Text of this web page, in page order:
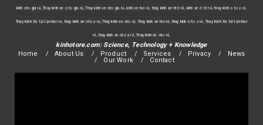
kinh oto gia rẻ, Thay kinh xe o to gia rẻ, Thay kinh xe oto gia rẻ, kính xe hơi rẻ, thay kính xe-ôtô rẻ, kính xe ô tô rẻ, thay kinh o to x rẻ,
Thay Kính Xe tải tận-Nơi rẻ, thay kinh xe oto a rẻ, Thay kinh xe oto rẻ, Thay kinh xe hoi rẻ, thay kinh o to x rẻ, Thay Kính Xe tải tận-Nơi
rẻ, thay kinh xe oto a rẻ, Thay kinh xe oto rẻ,
kinhotore.com: Science, Technology + Knowledge
Home
About Us Product Services Privacy
News
Our Work
Contact